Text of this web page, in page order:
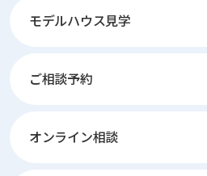
モデルハウス見学
ご相談予約
オンライン相談